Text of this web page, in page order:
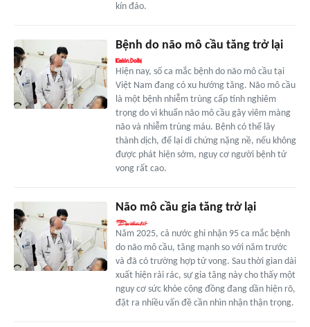
kín đáo.
Bệnh do não mô cầu tăng trở lại
Hiện nay, số ca mắc bệnh do não mô cầu tại
Việt Nam đang có xu hướng tăng. Não mô cầu
là một bệnh nhiễm trùng cấp tính nghiêm
trọng do vi khuẩn não mô cầu gây viêm màng
não và nhiễm trùng máu. Bệnh có thể lây
thành dịch, để lại di chứng nặng nề, nếu không
được phát hiện sớm, nguy cơ người bệnh tử
vong rất cao.
Não mô cầu gia tăng trở lại
Năm 2025, cả nước ghi nhận 95 ca mắc bệnh
do não mô cầu, tăng mạnh so với năm trước
và đã có trường hợp tử vong. Sau thời gian dài
xuất hiện rải rác, sự gia tăng này cho thấy một
nguy cơ sức khỏe cộng đồng đang dần hiện rõ,
đặt ra nhiều vấn đề cần nhìn nhận thận trọng.